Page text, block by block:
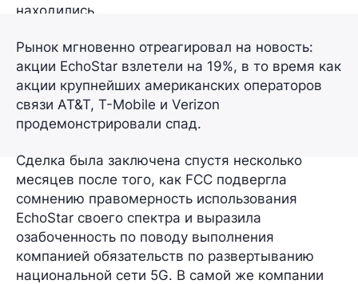
находились.
Рынок мгновенно отреагировал на новость:
акции EchoStar взлетели на 19%, в то время как
акции крупнейших американских операторов
связи AT&T, T-Mobile и Verizon
продемонстрировали спад.
Сделка была заключена спустя несколько
месяцев после того, как FCC подвергла
сомнению правомерность использования
EchoStar своего спектра и выразила
озабоченность по поводу выполнения
компанией обязательств по развертыванию
национальной сети 5G. В самой же компании